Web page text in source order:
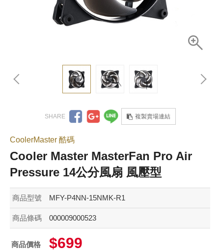
複製賣場連結
CoolerMaster 酷碼
Cooler Master MasterFan Pro Air
Pressure 14公分風扇 風壓型
商品型號 MFY-P4NN-15NMK-R1
商品條碼 000009000523
商品價格 $699